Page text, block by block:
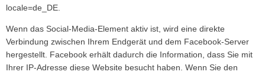
locale=de_DE
Wenn das Social-Media-Element aktiv ist, wird eine direkte
Verbindung zwischen Ihrem Endgerät und dem Facebook-Server
hergestellt. Facebook erhält dadurch die Information, dass Sie mit
Ihrer IP-Adresse diese Website besucht haben. Wenn Sie den